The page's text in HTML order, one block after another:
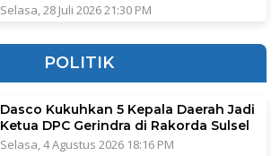
Selasa, 28 Juli 2026 21:30 PM
POLITIK
Dasco Kukuhkan 5 Kepala Daerah Jadi
Ketua DPC Gerindra di Rakorda Sulsel
Selasa, 4 Agustus 2026 18:16 PM